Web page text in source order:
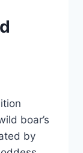
boar’s
by